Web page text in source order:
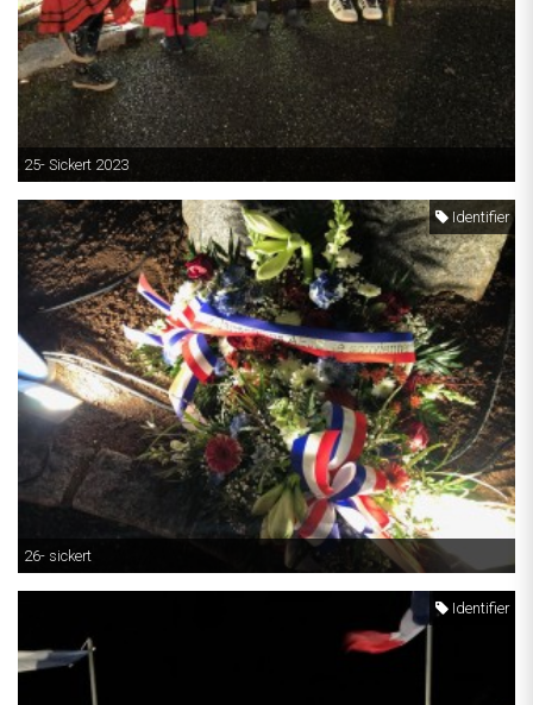
25- Sickert 2023
Identifier
26- sickert
Identifier